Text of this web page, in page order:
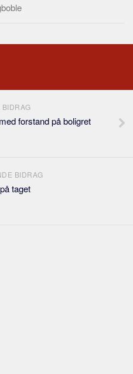
forstand på boligret
BIDRAG
taget